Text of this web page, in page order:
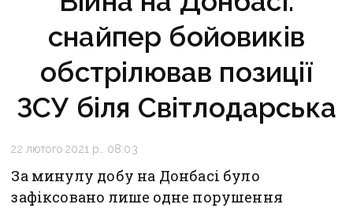
снайпер бойовиків
обстрілював позиції
ЗСУ біля Світлодарська
22 лютого 2021 р., 08:03
За минулу добу на Донбасі було
зафіксовано лише одне порушення